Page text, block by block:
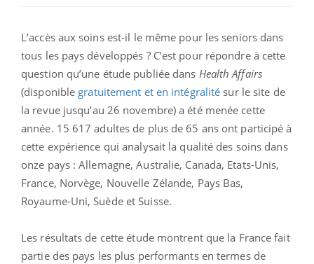
L’accès aux soins est-il le même pour les seniors dans
tous les pays développés ? C’est pour répondre à cette
question qu’une étude publiée dans Health Affairs
(disponible gratuitement et en intégralité sur le site de
la revue jusqu’au 26 novembre) a été menée cette
année. 15 617 adultes de plus de 65 ans ont participé à
cette expérience qui analysait la qualité des soins dans
onze pays : Allemagne, Australie, Canada, Etats-Unis,
France, Norvège, Nouvelle Zélande, Pays Bas,
Royaume-Uni, Suède et Suisse.
Les résultats de cette étude montrent que la France fait
partie des pays les plus performants en termes de